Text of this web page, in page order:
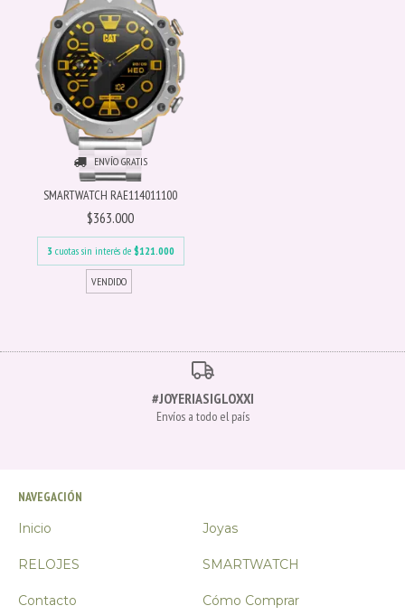
ENVÍO GRATIS
SMARTWATCH RAE114011100
$363.000
3 cuotas sin interés de $121.000
#JOYERIASIGLOXXI
Envíos a todo el país
NAVEGACIÓN
Inicio
Joyas
RELOJES SMARTWATCH
Contacto Cómo Comprar